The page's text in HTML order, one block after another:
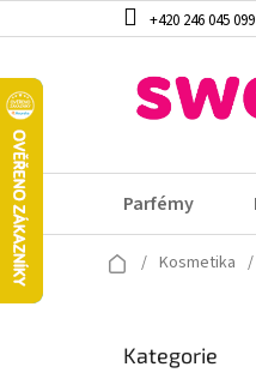
na
+420 246 045 099
Parfémy
Domů
/ Kosmetika /
Přeskočit
Kategorie